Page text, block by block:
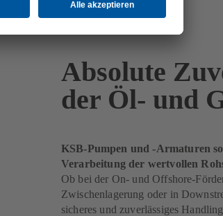
Absolute
der Öl- und
KSB-Pumpen und -Armaturen
Verarbeitung der wertvollen
Ob bei der On- und Offshore-
Zwischenlagerung oder in
sicheres und zuverlässiges